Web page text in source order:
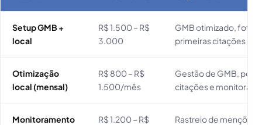
Setup GMB +
local
R$ 1.500 – R$
3.000
GMB otimizado,
primeiras citações e
Otimização
local (mensal)
R$ 800 – R$
1.500/mês
Gestão de GMB,
citações e
Monitoramento
R$ 1.200 – R$
Rastreio de menções